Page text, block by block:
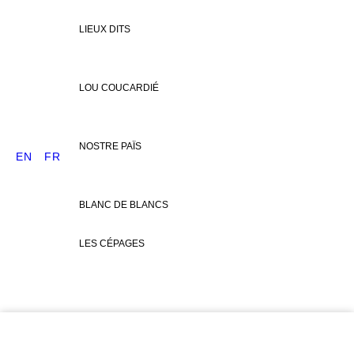
LIEUX DITS
LOU COUCARDIÉ
NOSTRE PAÏS
BLANC DE BLANCS
LES CÉPAGES
EN FR